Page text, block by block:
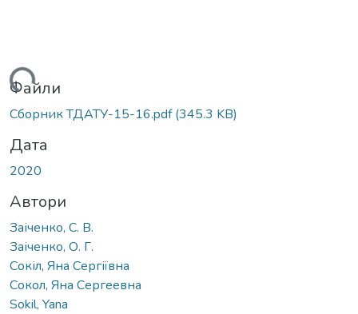
Файли
Сборник ТДАТУ-15-16.pdf(345.3 KB)
Дата
2020
Автори
Заіченко, С. В.
Заіченко, О. Г.
Сокіл, Яна Сергіївна
Сокол, Яна Сергеевна
Sokil, Yana